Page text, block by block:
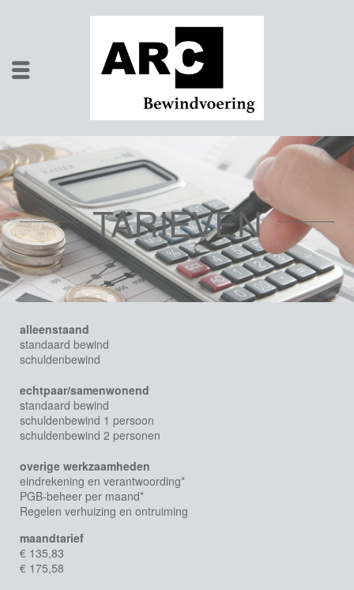
TARIEVEN
alleenstaand
standaard bewind
schuldenbewind
echtpaar/samenwonend
standaard bewind
schuldenbewind 1 persoon
schuldenbewind 2 personen
overige werkzaamheden
eindrekening en verantwoording*
PGB-beheer per maand*
Regelen verhuizing en ontruiming
maandtarief
€ 135,83
€ 175,58